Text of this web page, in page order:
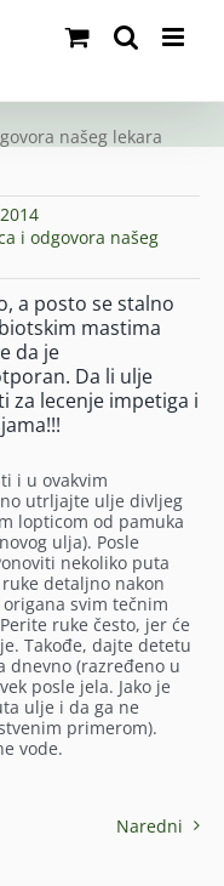
našeg lekara
i odgovora našeg
a posto se stalno
mastima
da je
Da li ulje
za lecenje impetiga i
i u ovakvim
utrljajte ulje divljeg
lopticom od pamuka
ulja). Posle
nekoliko puta
detaljno nakon
svim tečnim
ruke često, jer će
Takođe, dajte detetu
dnevno (razređeno u
posle jela. Jako je
ulje i da ga ne
primerom).
vode.
Naredni